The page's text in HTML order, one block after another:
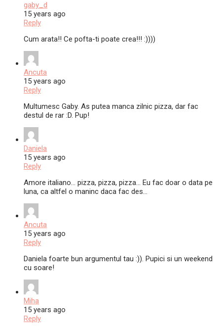
gaby_d
15 years ago
Reply
Cum arata!! Ce pofta-ti poate crea!!! :))))
Ancuta
15 years ago
Reply
Multumesc Gaby. As putea manca zilnic pizza, dar fac
destul de rar :D. Pup!
Daniela
15 years ago
Reply
Amore italiano… pizza, pizza, pizza… Eu fac doar o data pe
luna, ca altfel o maninc daca fac des…
Ancuta
15 years ago
Reply
Daniela foarte bun argumentul tau :)). Pupici si un weekend
cu soare!
Miha
15 years ago
Reply